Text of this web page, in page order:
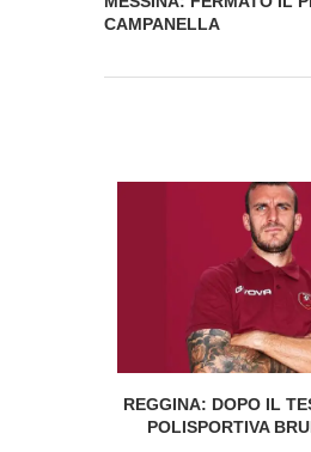
CAMPANELLA
REGGINA: DOPO IL
POLISPORTIVA